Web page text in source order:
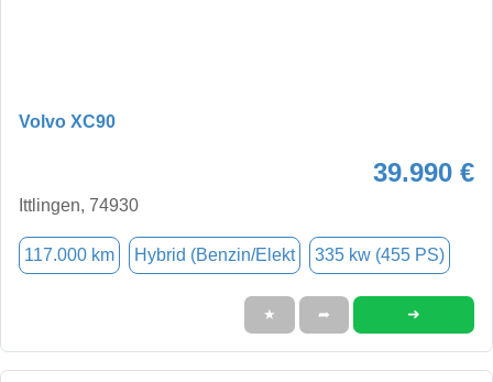
Volvo XC90
39.990 €
Ittlingen, 74930
117.000 km Hybrid (Benzin/Elekt 335 kw (455 PS)
★ ➦ ➜